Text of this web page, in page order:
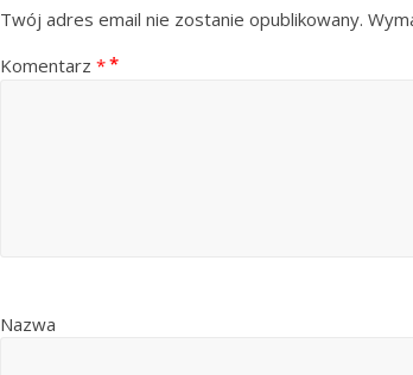
Twój adres email nie zostanie opublikowany.
Komentarz *
Nazwa